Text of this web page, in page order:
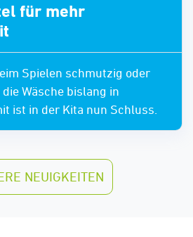
für mehr
Spielen schmutzig oder
Wäsche bislang in
ist in der Kita nun Schluss.
NEUIGKEITEN